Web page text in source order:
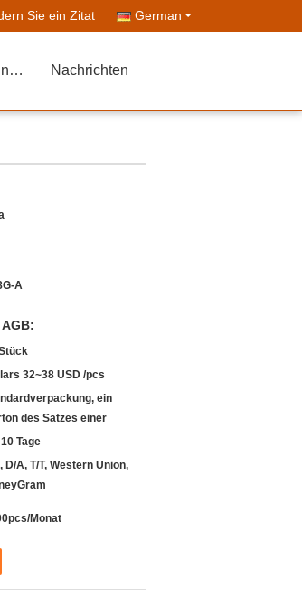
Sie ein Zitat German
Treten Sie mit uns in Verbindung Nachrichten
A
32~38 USD /pcs
ein
des Satzes einer
Tage
D/A, T/T, Western Union,
Monat